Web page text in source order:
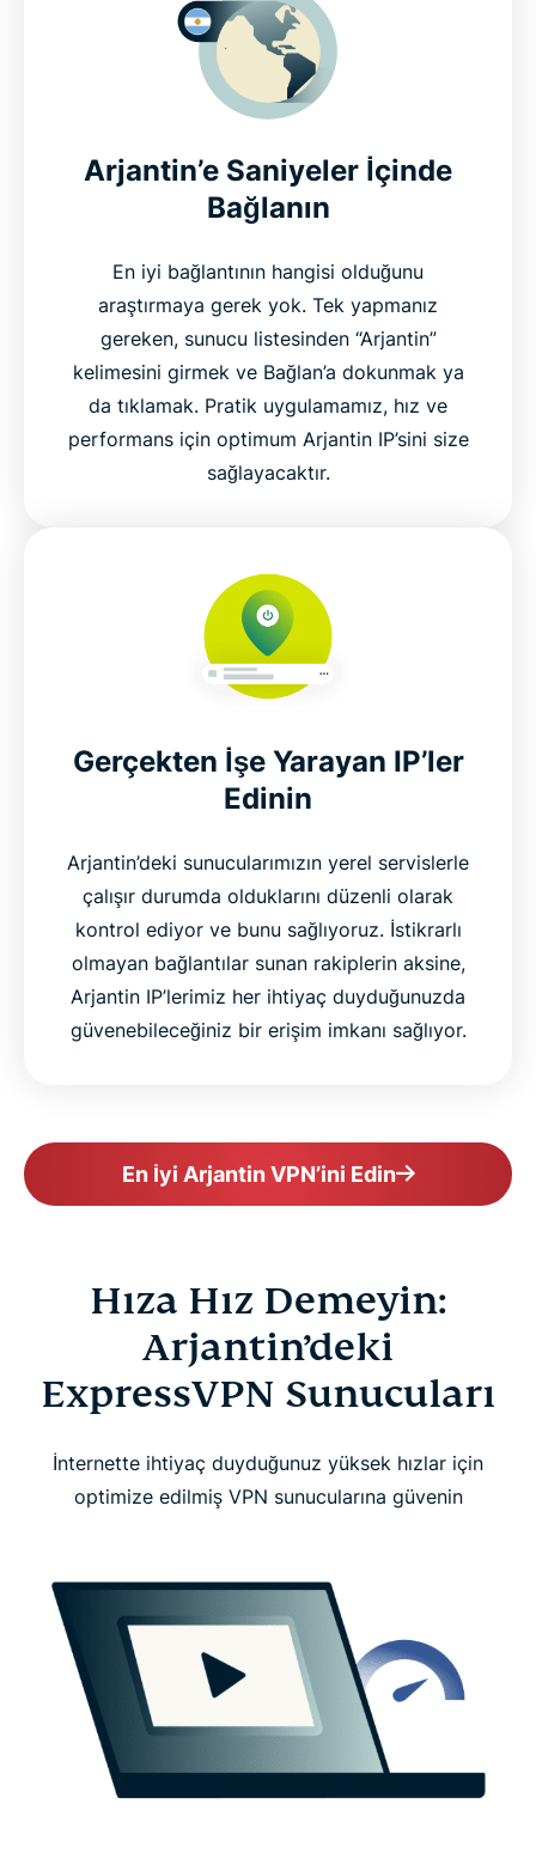
Arjantin’e Saniyeler İçinde
Bağlanın
En iyi bağlantının hangisi olduğunu
araştırmaya gerek yok. Tek yapmanız
gereken, sunucu listesinden “Arjantin”
kelimesini girmek ve Bağlan’a dokunmak ya
da tıklamak. Pratik uygulamamız, hız ve
performans için optimum Arjantin IP’sini size
sağlayacaktır.
Gerçekten İşe Yarayan IP’ler
Edinin
Arjantin’deki sunucularımızın yerel servislerle
çalışır durumda olduklarını düzenli olarak
kontrol ediyor ve bunu sağlıyoruz. İstikrarlı
olmayan bağlantılar sunan rakiplerin aksine,
Arjantin IP’lerimiz her ihtiyaç duyduğunuzda
güvenebileceğiniz bir erişim imkanı sağlıyor.
En İyi Arjantin VPN’ini Edin
Hıza Hız Demeyin:
Arjantin’deki
ExpressVPN Sunucuları
İnternette ihtiyaç duyduğunuz yüksek hızlar için
optimize edilmiş VPN sunucularına güvenin